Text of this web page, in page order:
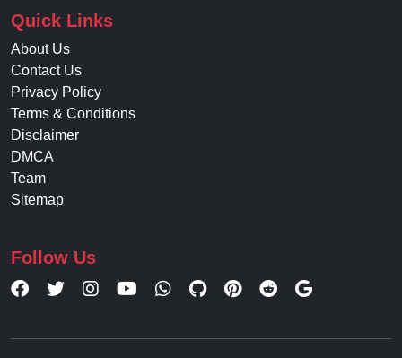
Quick Links
About Us
Contact Us
Privacy Policy
Terms & Conditions
Disclaimer
DMCA
Team
Sitemap
Follow Us